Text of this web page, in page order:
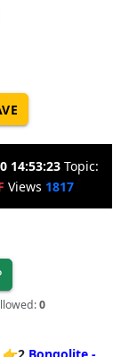
14:53:23 Topic:
Views 1817
0